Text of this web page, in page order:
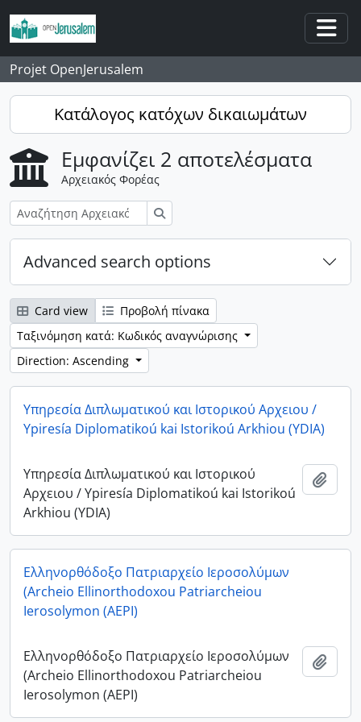
Skip to main content
Projet OpenJerusalem
Κατάλογος κατόχων δικαιωμάτων
Εμφανίζει 2 αποτελέσματα
Αρχειακός Φορέας
Advanced search options
Card view
Προβολή πίνακα
Ταξινόμηση κατά: Κωδικός αναγνώρισης
Direction: Ascending
Υπηρεσία Διπλωματικού και Ιστορικού Αρχειου /
Ypiresía Diplomatikoú kai Istorikoú Arkhiou (YDIA)
Υπηρεσία Διπλωματικού και Ιστορικού
Αρχειου / Ypiresía Diplomatikoú kai Istorikoú
Arkhiou (YDIA)
Ελληνορθόδοξο Πατριαρχείο Ιεροσολύμων
(Archeio Ellinorthodoxou Patriarcheiou
Ierosolymon (AEPI)
Ελληνορθόδοξο Πατριαρχείο Ιεροσολύμων
(Archeio Ellinorthodoxou Patriarcheiou
Ierosolymon (AEPI)